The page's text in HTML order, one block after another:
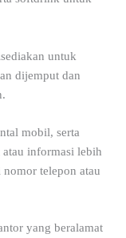
untuk
dijemput dan
mobil, serta
informasi lebih
telepon atau
yang beralamat